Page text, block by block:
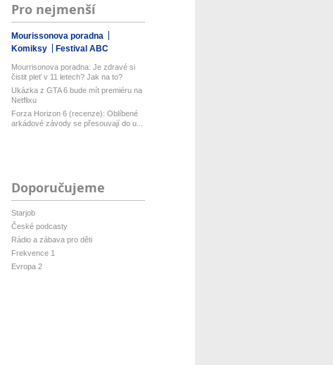
Pro nejmenší
Mourissonova poradna
Komiksy
Festival ABC
Mourrisonova poradna: Je zdravé si
čistit pleť v 11 letech? Jak na to?
Ukázka z GTA 6 bude mít premiéru na
Netflixu
Forza Horizon 6 (recenze): Oblíbené
arkádové závody se přesouvají do u...
Doporučujeme
Starjob
České podcasty
Rádio a zábava pro děti
Frekvence 1
Evropa 2